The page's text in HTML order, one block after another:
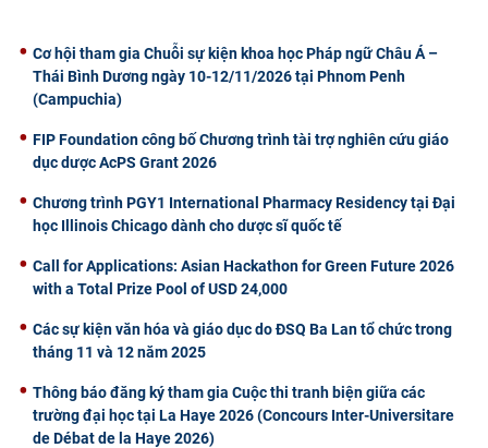
Cơ hội tham gia Chuỗi sự kiện khoa học Pháp ngữ Châu Á –
Thái Bình Dương ngày 10-12/11/2026 tại Phnom Penh
(Campuchia)
FIP Foundation công bố Chương trình tài trợ nghiên cứu giáo
dục dược AcPS Grant 2026
Chương trình PGY1 International Pharmacy Residency tại Đại
học Illinois Chicago dành cho dược sĩ quốc tế
Call for Applications: Asian Hackathon for Green Future 2026
with a Total Prize Pool of USD 24,000
Các sự kiện văn hóa và giáo dục do ĐSQ Ba Lan tổ chức trong
tháng 11 và 12 năm 2025
Thông báo đăng ký tham gia Cuộc thi tranh biện giữa các
trường đại học tại La Haye 2026 (Concours Inter-Universitare
de Débat de la Haye 2026)